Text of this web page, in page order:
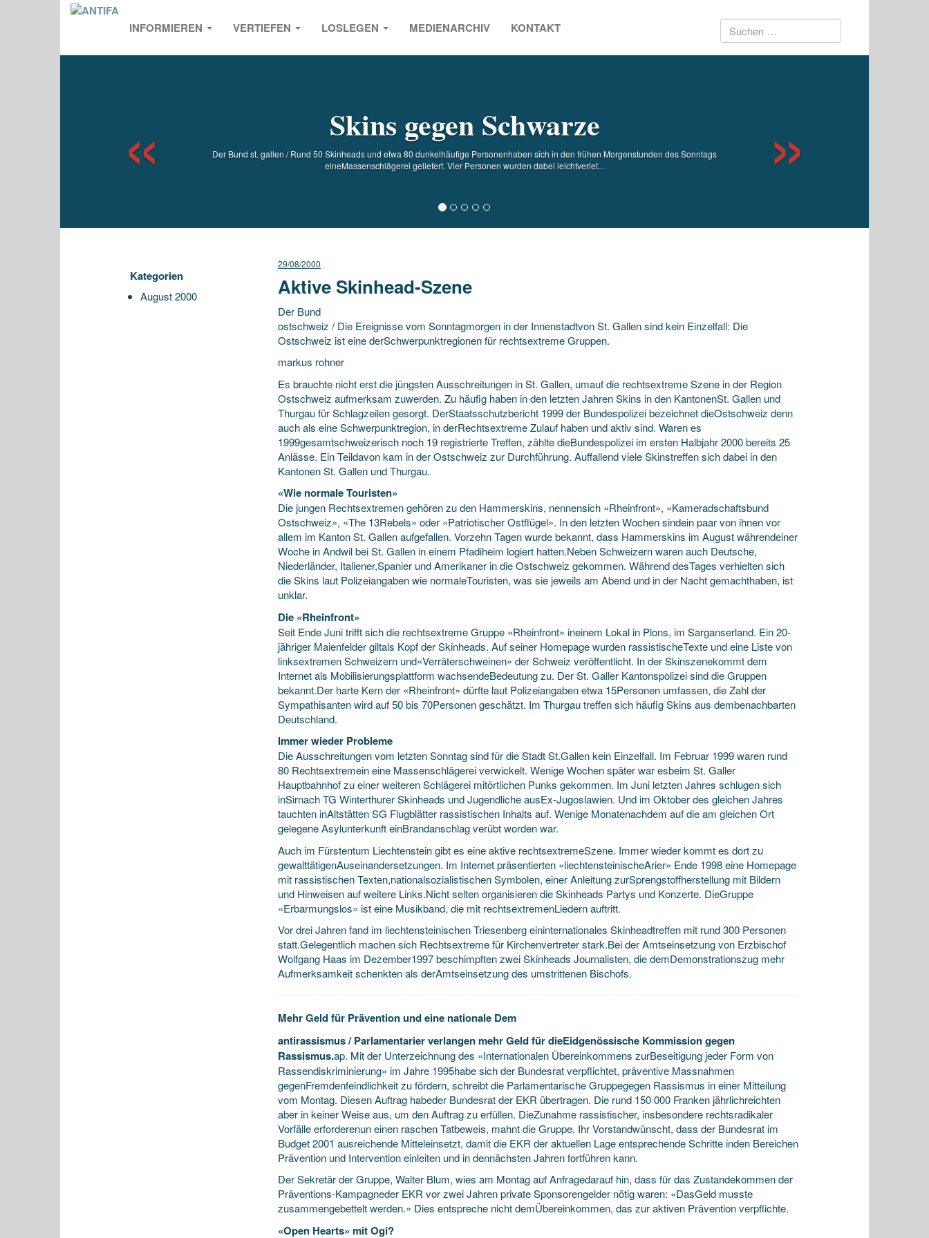
INFORMIEREN VERTIEFEN LOSLEGEN MEDIENARCHIV KONTAKT Suchen
Skins gegen Schwarze
Der Bund st. gallen / Rund 50 Skinheads und etwa 80 dunkelhäutige Personenhaben sich in den frühen Morgenstunden des Sonntags
eineMassenschlägerei geliefert. Vier Personen wurden dabei leichtverlet...
Kategorien
August 2000
29/08/2000
Aktive Skinhead-Szene
Der Bund
ostschweiz / Die Ereignisse vom Sonntagmorgen in der Innenstadtvon St. Gallen sind kein Einzelfall: Die
Ostschweiz ist eine derSchwerpunktregionen für rechtsextreme Gruppen.
markus rohner
Es brauchte nicht erst die jüngsten Ausschreitungen in St. Gallen, umauf die rechtsextreme Szene in der Region
Ostschweiz aufmerksam zuwerden. Zu häufig haben in den letzten Jahren Skins in den KantonenSt. Gallen und
Thurgau für Schlagzeilen gesorgt. DerStaatsschutzbericht 1999 der Bundespolizei bezeichnet dieOstschweiz denn
auch als eine Schwerpunktregion, in derRechtsextreme Zulauf haben und aktiv sind. Waren es
1999gesamtschweizerisch noch 19 registrierte Treffen, zählte dieBundespolizei im ersten Halbjahr 2000 bereits 25
Anlässe. Ein Teildavon kam in der Ostschweiz zur Durchführung. Auffallend viele Skinstreffen sich dabei in den
Kantonen St. Gallen und Thurgau.
«Wie normale Touristen»
Die jungen Rechtsextremen gehören zu den Hammerskins, nennensich «Rheinfront», «Kameradschaftsbund
Ostschweiz», «The 13Rebels» oder «Patriotischer Ostflügel». In den letzten Wochen sindein paar von ihnen vor
allem im Kanton St. Gallen aufgefallen. Vorzehn Tagen wurde bekannt, dass Hammerskins im August währendeiner
Woche in Andwil bei St. Gallen in einem Pfadiheim logiert hatten.Neben Schweizern waren auch Deutsche,
Niederländer, Italiener,Spanier und Amerikaner in die Ostschweiz gekommen. Während desTages verhielten sich
die Skins laut Polizeiangaben wie normaleTouristen, was sie jeweils am Abend und in der Nacht gemachthaben, ist
unklar.
Die «Rheinfront»
Seit Ende Juni trifft sich die rechtsextreme Gruppe «Rheinfront» ineinem Lokal in Plons, im Sarganserland. Ein 20-
jähriger Maienfelder giltals Kopf der Skinheads. Auf seiner Homepage wurden rassistischeTexte und eine Liste von
linksextremen Schweizern und«Verräterschweinen» der Schweiz veröffentlicht. In der Skinszenekommt dem
Internet als Mobilisierungsplattform wachsendeBedeutung zu. Der St. Galler Kantonspolizei sind die Gruppen
bekannt.Der harte Kern der «Rheinfront» dürfte laut Polizeiangaben etwa 15Personen umfassen, die Zahl der
Sympathisanten wird auf 50 bis 70Personen geschätzt. Im Thurgau treffen sich häufig Skins aus dembenachbarten
Deutschland.
Immer wieder Probleme
Die Ausschreitungen vom letzten Sonntag sind für die Stadt St.Gallen kein Einzelfall. Im Februar 1999 waren rund
80 Rechtsextremein eine Massenschlägerei verwickelt. Wenige Wochen später war esbeim St. Galler
Hauptbahnhof zu einer weiteren Schlägerei mitörtlichen Punks gekommen. Im Juni letzten Jahres schlugen sich
inSirnach TG Winterthurer Skinheads und Jugendliche ausEx-Jugoslawien. Und im Oktober des gleichen Jahres
tauchten inAltstätten SG Flugblätter rassistischen Inhalts auf. Wenige Monatenachdem auf die am gleichen Ort
gelegene Asylunterkunft einBrandanschlag verübt worden war.
Auch im Fürstentum Liechtenstein gibt es eine aktive rechtsextremeSzene. Immer wieder kommt es dort zu
gewalttätigenAuseinandersetzungen. Im Internet präsentierten «liechtensteinischeArier» Ende 1998 eine Homepage
mit rassistischen Texten,nationalsozialistischen Symbolen, einer Anleitung zurSprengstoffherstellung mit Bildern
und Hinweisen auf weitere Links.Nicht selten organisieren die Skinheads Partys und Konzerte. DieGruppe
«Erbarmungslos» ist eine Musikband, die mit rechtsextremenLiedern auftritt.
Vor drei Jahren fand im liechtensteinischen Triesenberg eininternationales Skinheadtreffen mit rund 300 Personen
statt.Gelegentlich machen sich Rechtsextreme für Kirchenvertreter stark.Bei der Amtseinsetzung von Erzbischof
Wolfgang Haas im Dezember1997 beschimpften zwei Skinheads Journalisten, die demDemonstrationszug mehr
Aufmerksamkeit schenkten als derAmtseinsetzung des umstrittenen Bischofs.
Mehr Geld für Prävention und eine nationale Dem
antirassismus / Parlamentarier verlangen mehr Geld für dieEidgenössische Kommission gegen
Rassismus.ap. Mit der Unterzeichnung des «Internationalen Übereinkommens zurBeseitigung jeder Form von
Rassendiskriminierung» im Jahre 1995habe sich der Bundesrat verpflichtet, präventive Massnahmen
gegenFremdenfeindlichkeit zu fördern, schreibt die Parlamentarische Gruppegegen Rassismus in einer Mitteilung
vom Montag. Diesen Auftrag habeder Bundesrat der EKR übertragen. Die rund 150 000 Franken jährlichreichten
aber in keiner Weise aus, um den Auftrag zu erfüllen. DieZunahme rassistischer, insbesondere rechtsradikaler
Vorfälle erforderenun einen raschen Tatbeweis, mahnt die Gruppe. Ihr Vorstandwünscht, dass der Bundesrat im
Budget 2001 ausreichende Mitteleinsetzt, damit die EKR der aktuellen Lage entsprechende Schritte inden Bereichen
Prävention und Intervention einleiten und in dennächsten Jahren fortführen kann.
Der Sekretär der Gruppe, Walter Blum, wies am Montag auf Anfragedarauf hin, dass für das Zustandekommen der
Präventions-Kampagneder EKR vor zwei Jahren private Sponsorengelder nötig waren: «DasGeld musste
zusammengebettelt werden.» Dies entspreche nicht demÜbereinkommen, das zur aktiven Prävention verpflichte.
«Open Hearts» mit Ogi?